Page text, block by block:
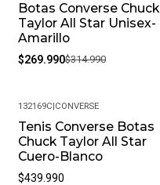
-14%
Botas Converse Chuck
Taylor All Star Unisex-
Amarillo
$269.990$314.990
132169C CONVERSE
Tenis Converse Botas
Chuck Taylor All Star
Cuero-Blanco
$439.990